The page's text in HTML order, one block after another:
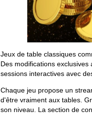
Jeux de table classiques
Des modifications
sessions interactives avec
Chaque jeu propose un
d'être vraiment aux tables.
son niveau. La section de